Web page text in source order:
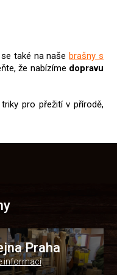
se také na našebrašny s
že nabízíme dopravu
pro přežití v přírodě,
Praha
informací